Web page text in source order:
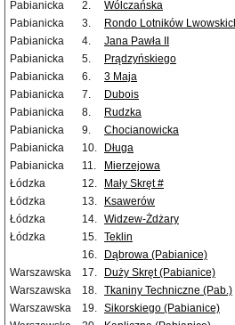
Pabianicka
2. Wólczańska
Pabianicka
3. Rondo Lotników
Pabianicka
4. Jana Pawła II
Pabianicka
5. Prądzyńskiego
Pabianicka
6. 3 Maja
Pabianicka
7. Dubois
Pabianicka
8. Rudzka
Pabianicka
9. Chocianowicka
Pabianicka
10. Długa
Pabianicka
11.
Mierzejowa
Łódzka
12. Mały Skręt #
Łódzka
13.
Ksawerów
Łódzka
14. Widzew-Żdżary
Łódzka
15. Teklin
16.
Dąbrowa (Pabianice)
Warszawska
17. Duży Skręt (Pabianice)
Warszawska
18. Tkaniny Techniczne (Pab.)
Warszawska
19. Sikorskiego (Pabianice)